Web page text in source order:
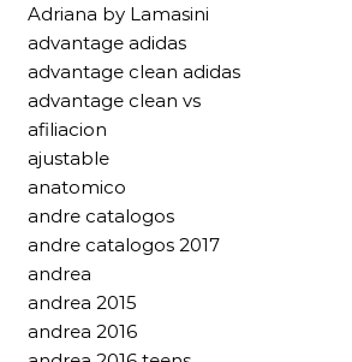
Adriana by Lamasini
advantage adidas
advantage clean adidas
advantage clean vs
afiliacion
ajustable
anatomico
andre catalogos
andre catalogos 2017
andrea
andrea 2015
andrea 2016